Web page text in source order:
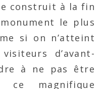
construit à la fin
le plus
si on n’atteint
d’avant-
à ne pas être
magnifique